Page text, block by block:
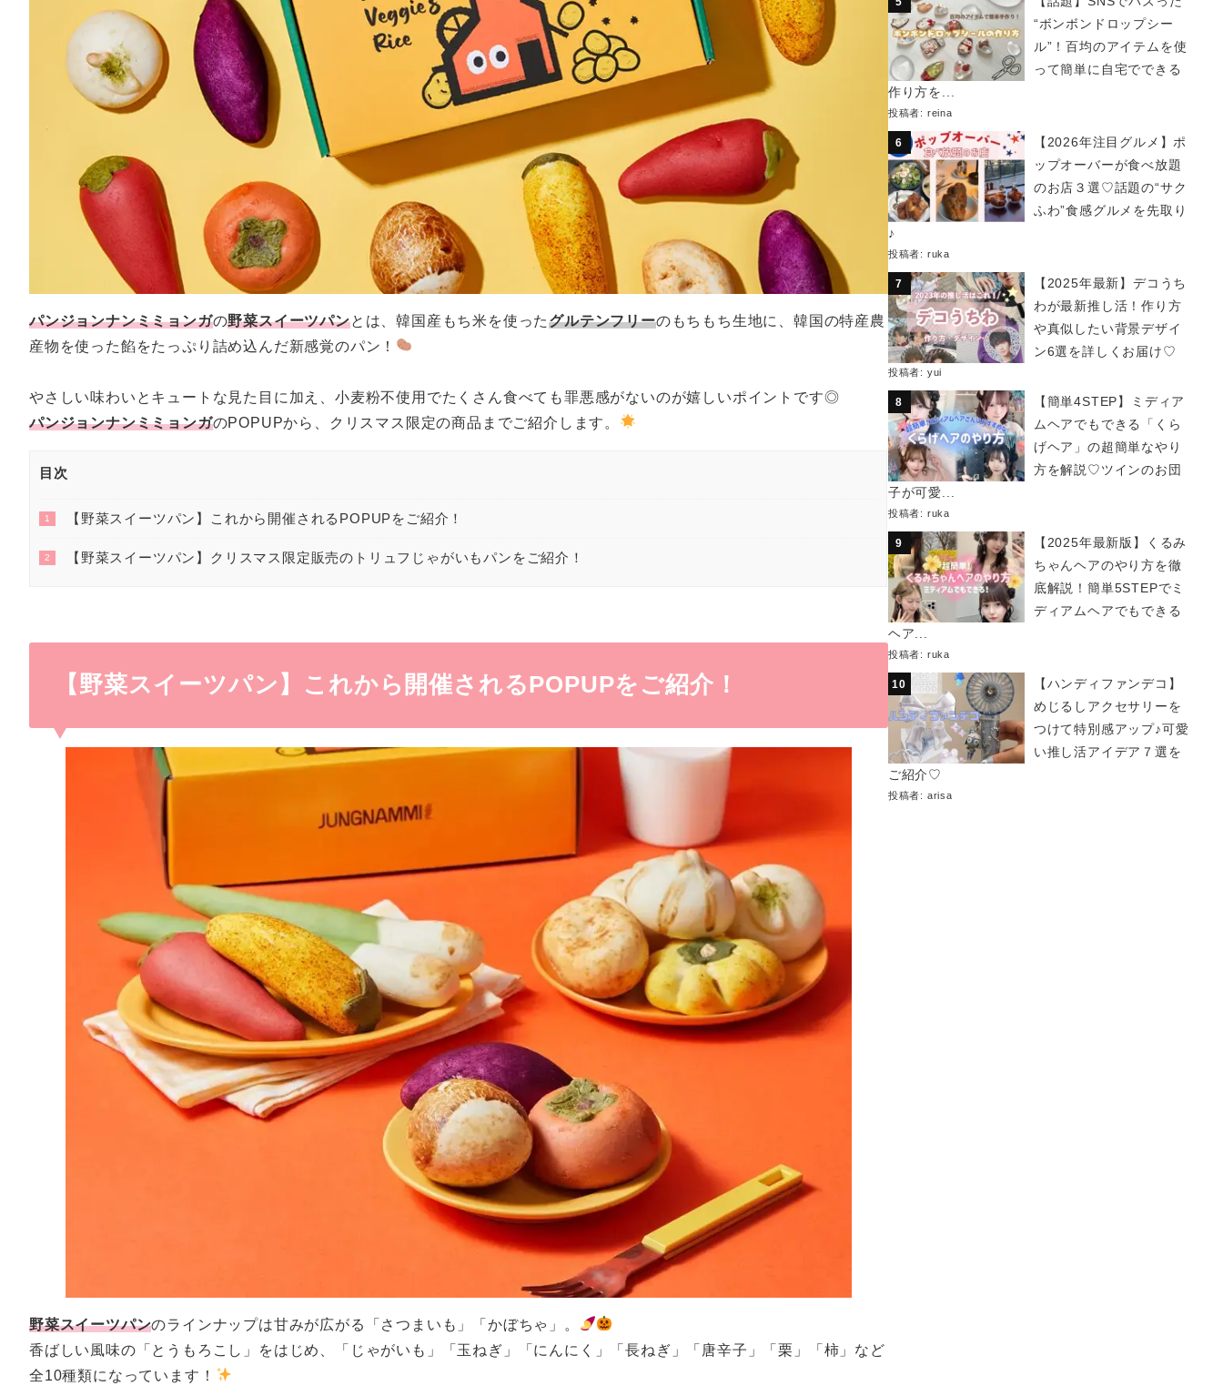
パンジョンナンミミョンガの野菜スイーツパンとは、韓国産もち米を使ったグルテンフリーのもちもち生地に、韓国の特産農
産物を使った餡をたっぷり詰め込んだ新感覚のパン！
やさしい味わいとキュートな見た目に加え、小麦粉不使用でたくさん食べても罪悪感がないのが嬉しいポイントです◎
パンジョンナンミミョンガのPOPUPから、クリスマス限定の商品までご紹介します。
目次
1 【野菜スイーツパン】これから開催されるPOPUPをご紹介！
2 【野菜スイーツパン】クリスマス限定販売のトリュフじゃがいもパンをご紹介！
【野菜スイーツパン】これから開催されるPOPUPをご紹介！
野菜スイーツパンのラインナップは甘みが広がる「さつまいも」「かぼちゃ」。
香ばしい風味の「とうもろこし」をはじめ、「じゃがいも」「玉ねぎ」「にんにく」「長ねぎ」「唐辛子」「栗」「柿」など
全10種類になっています！
“ボンボンドロップシー
ル”！百均のアイテムを使
って簡単に自宅でできる
作り方を...
投稿者: reina
【2026年注目グルメ】ポ
ップオーバーが食べ放題
のお店３選♡話題の“サク
ふわ”食感グルメを先取り
♪
投稿者: ruka
【2025年最新】デコうち
わが最新推し活！作り方
や真似したい背景デザイ
ン6選を詳しくお届け♡
投稿者: yui
【簡単4STEP】ミディア
ムヘアでもできる「くら
げヘア」の超簡単なやり
方を解説♡ツインのお団
子が可愛...
投稿者: ruka
【2025年最新版】くるみ
ちゃんヘアのやり方を徹
底解説！簡単5STEPでミ
ディアムヘアでもできる
ヘア...
投稿者: ruka
【ハンディファンデコ】
めじるしアクセサリーを
つけて特別感アップ♪可愛
い推し活アイデア７選を
ご紹介♡
投稿者: arisa